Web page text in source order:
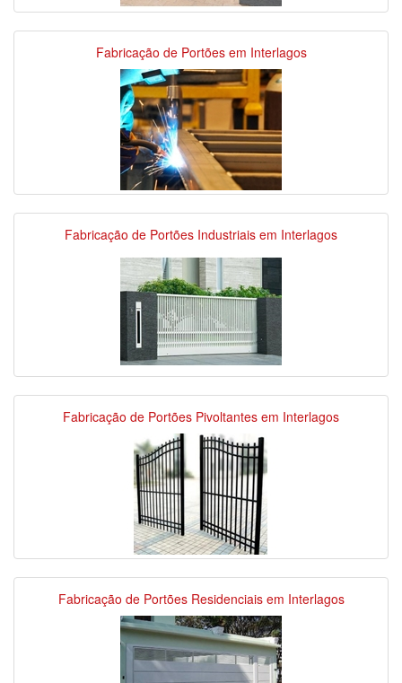
Fabricação de Portões em Interlagos
Fabricação de Portões Industriais em Interlagos
Fabricação de Portões Pivoltantes em Interlagos
Fabricação de Portões Residenciais em Interlagos